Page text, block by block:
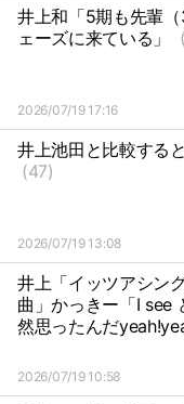
井上和「5期も先輩
ェーズに来ている」
2026/07/19 17:16
井上池田と比較する
(47)
2026/07/19 13:08
井上「イッツアシン
曲」かっきー「I see
然思ったんだ
2026/07/19 10:58